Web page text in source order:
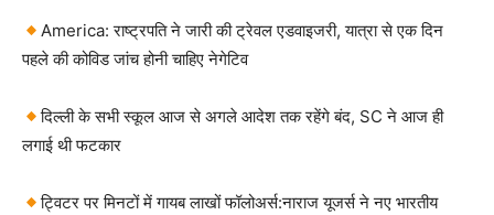
America: राष्ट्रपति ने जारी की ट्रेवल एडवाइजरी, यात्रा से एक दिन
पहले की कोविड जांच होनी चाहिए नेगेटिव
दिल्ली के सभी स्कूल आज से अगले आदेश तक रहेंगे बंद, SC ने आज ही
लगाई थी फटकार
ट्विटर पर मिनटों में गायब लाखों फॉलोअर्स:नाराज यूजर्स ने नए भारतीय